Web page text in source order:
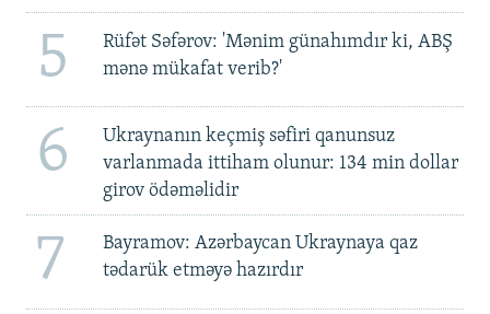
5
Rüfət Səfərov: 'Mənim günahımdır ki, ABŞ
mənə mükafat verib?'
6
Ukraynanın keçmiş səfiri qanunsuz
varlanmada ittiham olunur: 134 min dollar
girov ödəməlidir
7
Bayramov: Azərbaycan Ukraynaya qaz
tədarük etməyə hazırdır